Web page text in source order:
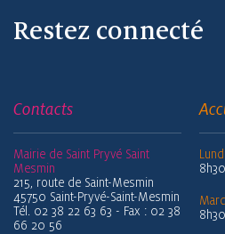
Restez connecté
Contacts
Mairie de Saint Pryvé Saint
Mesmin
215, route de Saint-Mesmin
45750 Saint-Pryvé-Saint-Mesmin
Tél. 02 38 22 63 63 - Fax : 02 38
66 20 56